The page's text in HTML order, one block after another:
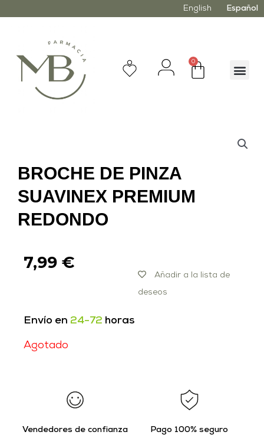
English Español
0
BROCHE DE PINZA
SUAVINEX PREMIUM
REDONDO
7,99 €
Añadir a la lista de
deseos
Envío en 24-72 horas
Agotado
Vendedores de confianza Pago 100% seguro